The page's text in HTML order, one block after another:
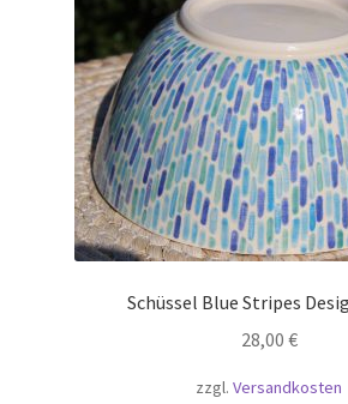
Schüssel Blue Stripes
28,00 €
zzgl. Versandkosten